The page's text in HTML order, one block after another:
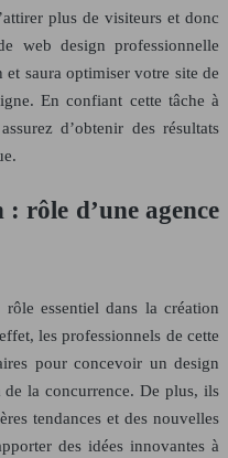
plus de visiteurs et donc
web design professionnelle
saura optimiser votre site de
En confiant cette tâche à
d’obtenir des résultats
rôle d’une agence
essentiel dans la création
les professionnels de cette
pour concevoir un design
la concurrence. De plus, ils
tendances et des nouvelles
des idées innovantes à